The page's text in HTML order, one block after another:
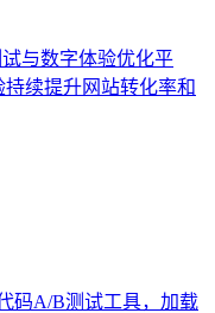
与数字体验优化平
续提升网站转化率和
码A/B测试工具，加载